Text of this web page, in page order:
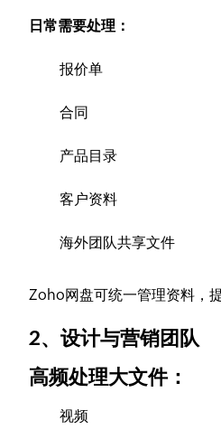
日常需要处理：
报价单
合同
产品目录
客户资料
海外团队共享文件
Zoho网盘可统一管理资料，
2、设计与营销团队
高频处理大文件：
视频